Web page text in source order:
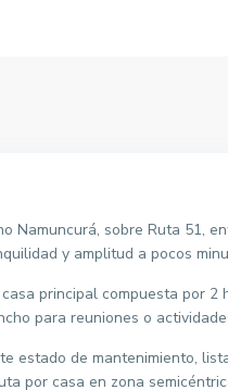
Namuncurá, sobre Ruta 51,
y amplitud a pocos
principal compuesta por
para reuniones o
estado de mantenimiento,
por casa en zona